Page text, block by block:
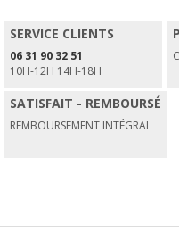
SERVICE CLIENTS
06 31 90 32 51
10H-12H 14H-18H
SATISFAIT - REMBOURSÉ
REMBOURSEMENT INTÉGRAL